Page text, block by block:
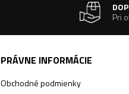
Pri
PRÁVNE INFORMÁCIE
Obchodné podmienky